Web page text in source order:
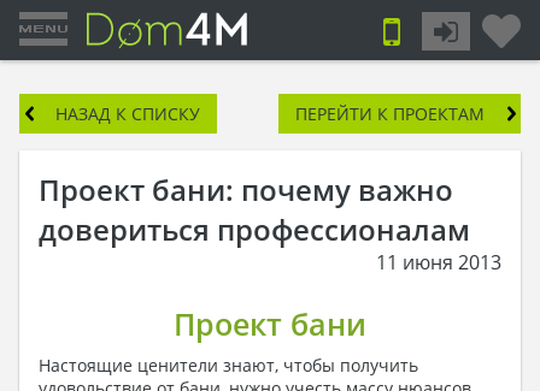
НАЗАД К СПИСКУ ПЕРЕЙТИ К ПРОЕКТАМ
Проект бани: почему важно
довериться профессионалам
11 июня 2013
Проект бани
Настоящие ценители знают, чтобы получить